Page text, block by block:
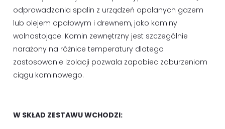
odprowadzania spalin z urządzeń opalanych gazem
lub olejem opałowym i drewnem, jako kominy
wolnostojące. Komin zewnętrzny jest szczególnie
narażony na różnice temperatury dlatego
zastosowanie izolacji pozwala zapobiec zaburzeniom
ciągu kominowego.
W SKŁAD ZESTAWU WCHODZI: